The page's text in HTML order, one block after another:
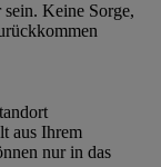
Keine Sorge,
aus Ihrem
nur in das